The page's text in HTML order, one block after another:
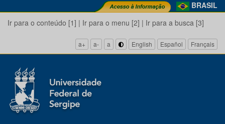
BRASIL
Ir para o conteúdo [1] | Ir para o menu [2] | Ir para a busca [3]
a+ a- a English Español Français